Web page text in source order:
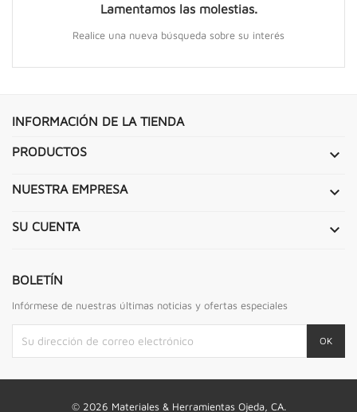
Lamentamos las molestias.
Realice una nueva búsqueda sobre su interés
INFORMACIÓN DE LA TIENDA
PRODUCTOS 
NUESTRA EMPRESA 
SU CUENTA 
BOLETÍN
Infórmese de nuestras últimas noticias y ofertas especiales
© 2026 Materiales & Herramientas Ojeda, CA.